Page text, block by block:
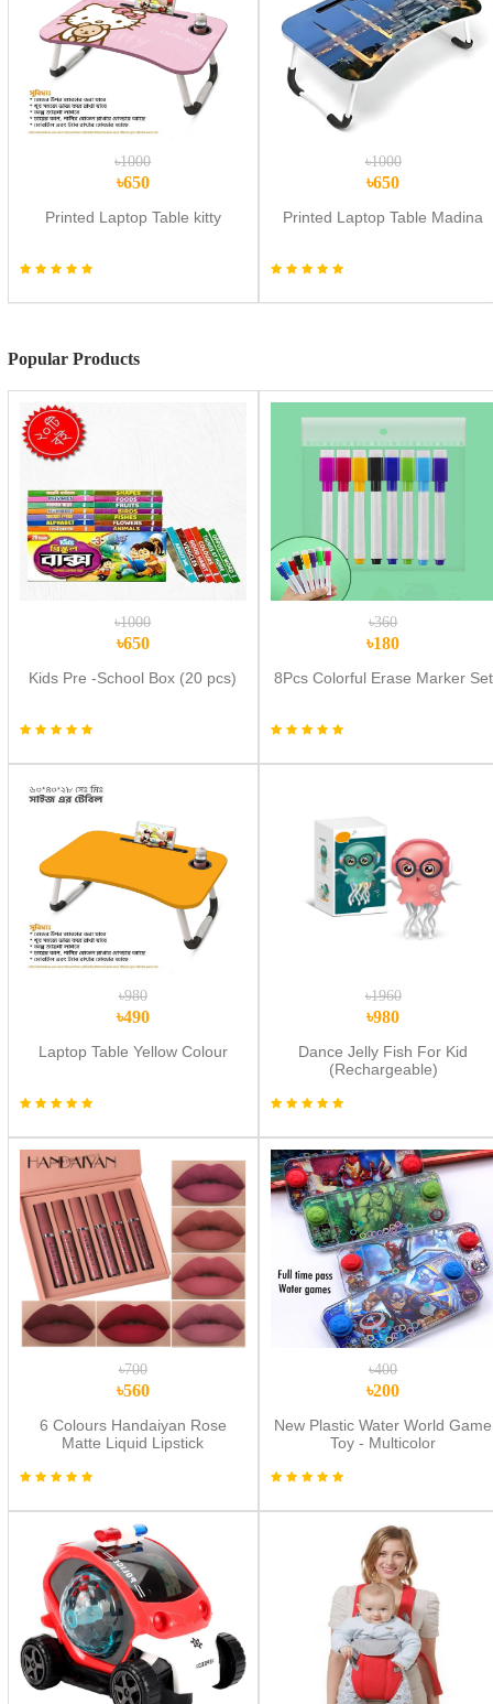
৳1000
৳650
Printed Laptop Table kitty
৳1000
৳650
Printed Laptop Table Madina
Popular Products
৳1000
৳650
Kids Pre -School Box (20 pcs)
৳360
৳180
8Pcs Colorful Erase Marker Set
৳980
৳490
Laptop Table Yellow Colour
৳1960
৳980
Dance Jelly Fish For Kid
(Rechargeable)
৳700
৳560
6 Colours Handaiyan Rose
Matte Liquid Lipstick
৳400
৳200
New Plastic Water World Game
Toy - Multicolor